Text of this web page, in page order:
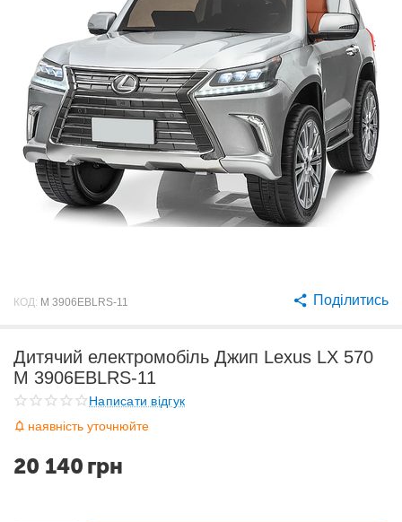
КОД: M 3906EBLRS-11 Поділитись
Дитячий електромобіль Джип Lexus LX 570
M 3906EBLRS-11
Написати відгук
наявність уточнюйте
20 140 грн